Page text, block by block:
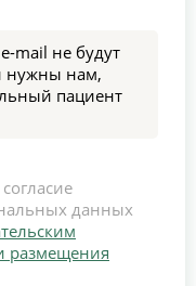
mail не будут
нужны нам,
пациент
данных
размещения